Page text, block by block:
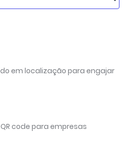
em localização para engajar
code para empresas